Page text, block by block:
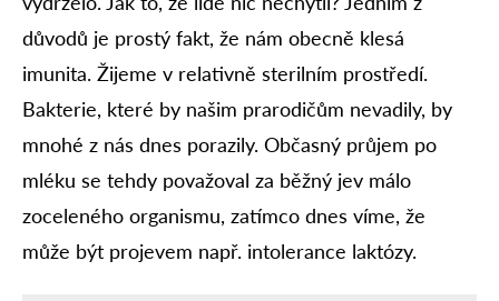
důvodů je prostý fakt, že nám obecně klesá
imunita. Žijeme v relativně sterilním prostředí.
Bakterie, které by našim prarodičům nevadily, by
mnohé z nás dnes porazily. Občasný průjem po
mléku se tehdy považoval za běžný jev málo
zoceleného organismu, zatímco dnes víme, že
může být projevem např. intolerance laktózy.